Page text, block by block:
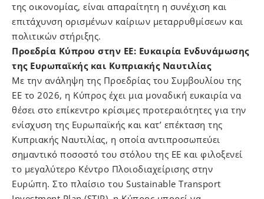
της οικονομίας, είναι απαραίτητη η συνέχιση και
επιτάχυνση ορισμένων καίριων μεταρρυθμίσεων και
πολιτικών στήριξης.
Προεδρία Κύπρου στην ΕΕ: Ευκαιρία Ενδυνάμωσης
της Ευρωπαϊκής και Κυπριακής Ναυτιλίας
Με την ανάληψη της Προεδρίας του Συμβουλίου της
ΕΕ το 2026, η Κύπρος έχει μια μοναδική ευκαιρία να
θέσει στο επίκεντρο κρίσιμες προτεραιότητες για την
ενίσχυση της Ευρωπαϊκής και κατ’ επέκταση της
Κυπριακής Ναυτιλίας, η οποία αντιπροσωπεύει
σημαντικό ποσοστό του στόλου της ΕΕ και φιλοξενεί
το μεγαλύτερο Κέντρο Πλοιοδιαχείρισης στην
Ευρώπη. Στο πλαίσιο του Sustainable Transport